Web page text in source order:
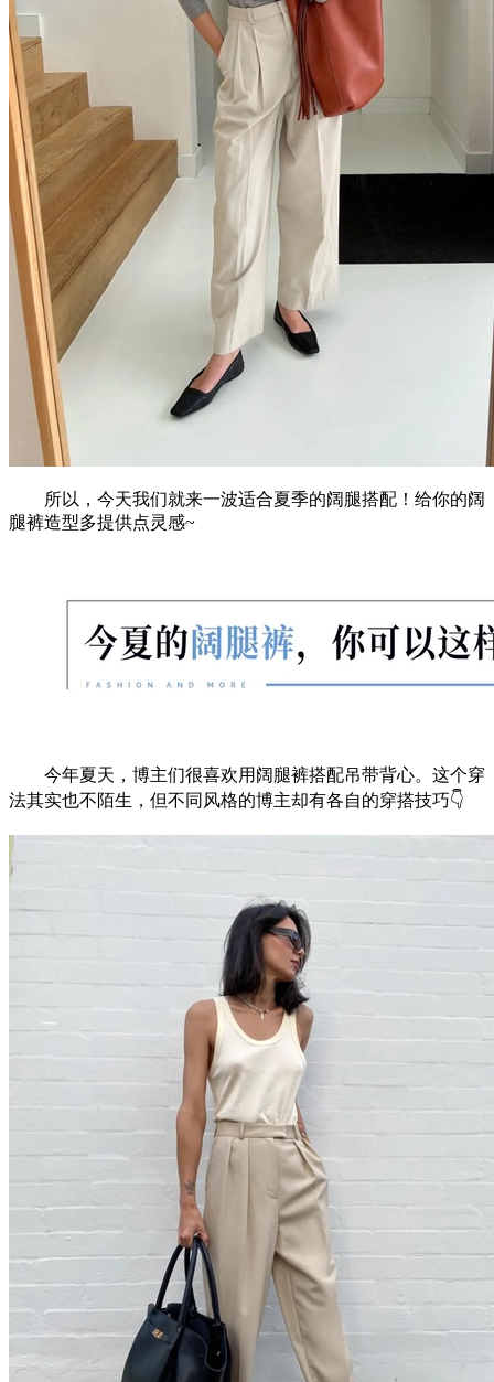
所以，今天我们就来一波适合夏季的阔腿搭配！给你的阔
腿裤造型多提供点灵感~
今年夏天，博主们很喜欢用阔腿裤搭配吊带背心。这个穿
法其实也不陌生，但不同风格的博主却有各自的穿搭技巧👇